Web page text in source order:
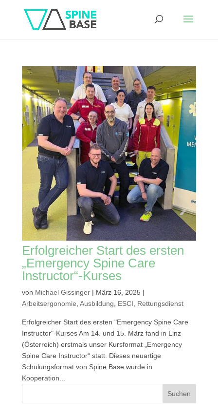
Erfolgreicher Start des ersten
„Emergency Spine Care
Instructor“-Kurses
von Michael Gissinger| März 16, 2025|
Arbeitsergonomie, Ausbildung, ESCI, Rettungsdienst
Erfolgreicher Start des ersten "Emergency Spine Care
Instructor"-Kurses Am 14. und 15. März fand in Linz
(Österreich) erstmals unser Kursformat „Emergency
Spine Care Instructor“ statt. Dieses neuartige
Schulungsformat von Spine Base wurde in
Kooperation...
Suchen